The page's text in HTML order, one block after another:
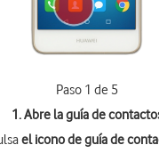
Paso 1 de 5
1. Abre la guía de
el icono de guía de